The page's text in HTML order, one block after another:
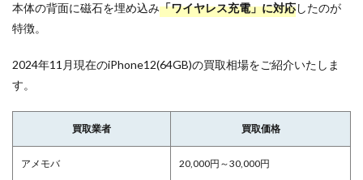
本体の背面に磁石を埋め込み「ワイヤレス充電」に対応したのが
特徴。
2024年11月現在のiPhone12(64GB)の買取相場をご紹介いたしま
す。
買取業者 買取価格
アメモバ 20,000円～30,000円